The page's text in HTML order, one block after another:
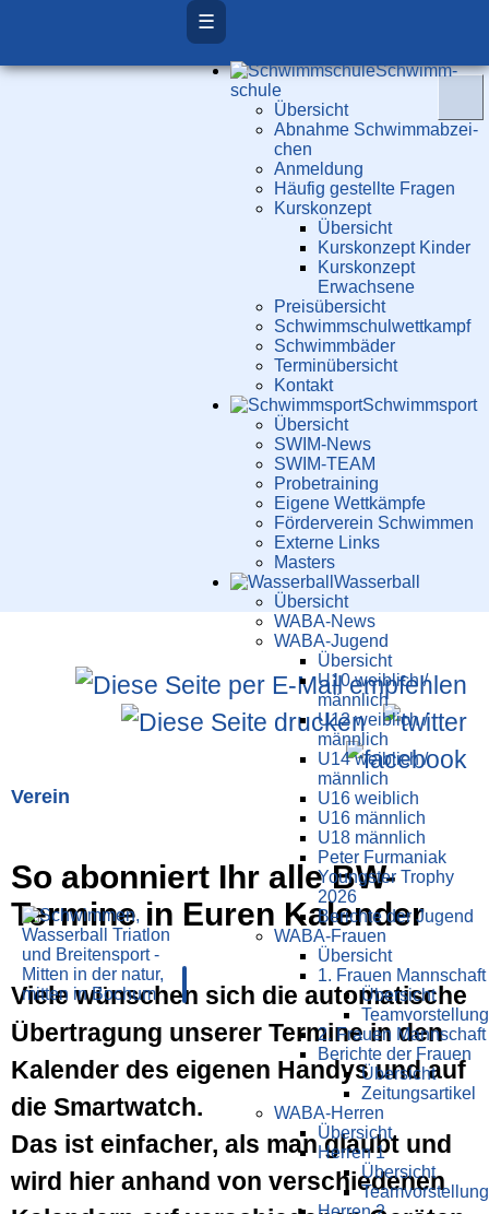
☰
Schwimm­
schule
Übersicht
Ab­nah­me Schwimm­ab­zei­
chen
Anmeldung
Häufig gestellte Fragen
Kurs­konzept
Übersicht
Kurskonzept Kinder
Kurskonzept
Erwachsene
Preis­über­sicht
Schwimm­schul­wett­kampf
Schwimm­bäder
Terminübersicht
Kontakt
Schwimm­sport
Übersicht
SWIM-News
SWIM-TEAM
Probe­training
Eigene Wettkämpfe
Förderverein Schwimmen
Externe Links
Masters
Wasser­ball
Übersicht
WABA-News
WABA-Jugend
Übersicht
U10 weiblich /
männlich
U12 weiblich /
männlich
U14 weiblich /
männlich
U16 weiblich
U16 männlich
U18 männlich
Peter Furmaniak
Youngster Trophy
2026
Berichte der Jugend
WABA-Frauen
Übersicht
1. Frauen Mannschaft
Übersicht
Teamvorstellung
2. Frauen Mannschaft
Berichte der Frauen
Übersicht
Zeitungsartikel
WABA-Herren
Übersicht
Herren 1
Übersicht
Teamvorstellung
Verein
So abonniert Ihr alle BW-
Termine in Euren Kalender
Viele wünschen sich die automatische
Übertragung unserer Termine in den
Kalender des eigenen Handys und auf
die Smartwatch.
Das ist einfacher, als man glaubt und
wird hier anhand von verschiedenen